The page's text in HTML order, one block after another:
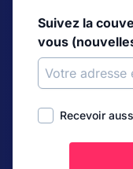
Suivez la
vous
Recevoir